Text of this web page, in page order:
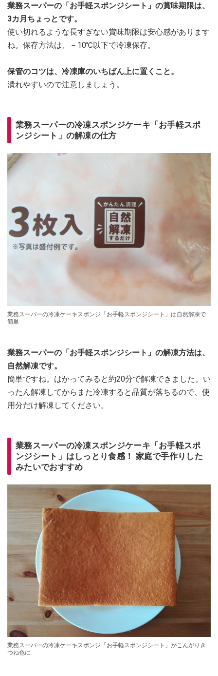
業務スーパーの「お手軽スポンジシート」の賞味期限は、
3カ月ちょっとです。
使い切れるような長すぎない賞味期限は安心感があります
ね。保存方法は、－10℃以下で冷凍保存。
保管のコツは、冷凍庫のいちばん上に置くこと。
潰れやすいので注意しましょう。
業務スーパーの冷凍スポンジケーキ「お手軽スポ
ンジシート」の解凍の仕方
業務スーパーの冷凍ケーキスポンジ「お手軽スポンジシート」は自然解凍で
簡単
業務スーパーの「お手軽スポンジシート」の解凍方法は、
自然解凍です。
簡単ですね。はかってみると約20分で解凍できました。い
ったん解凍してからまた冷凍すると品質が落ちるので、使
用分だけ解凍してください。
業務スーパーの冷凍スポンジケーキ「お手軽スポ
ンジシート」はしっとり食感！ 家庭で手作りした
みたいでおすすめ
業務スーパーの冷凍ケーキスポンジ「お手軽スポンジシート」がこんがりき
つね色に